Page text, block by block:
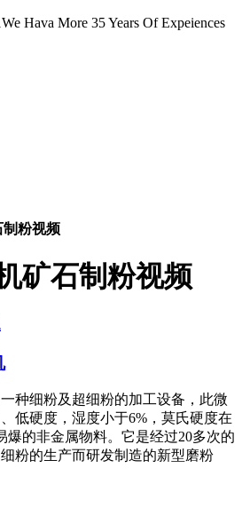
We Hava More 35 Years Of Expeiences
制粉视频
矿石制粉视频
种细粉及超细粉的加工设备，此微
低硬度，湿度小于6%，莫氏硬度在
爆的非金属物料。它是经过20多次的
粉的生产而研发制造的新型磨粉